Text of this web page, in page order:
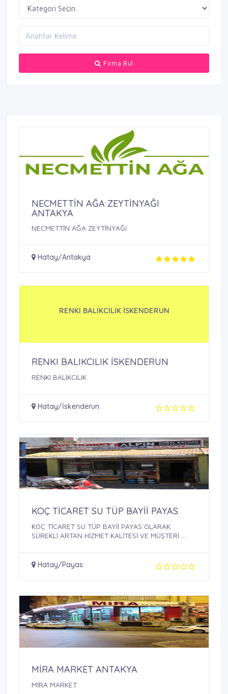
Firma Bul
NECMETTİN AĞA ZEYTİNYAĞI
ANTAKYA
NECMETTİN AĞA ZEYTİNYAĞI
Hatay/Antakya
RENKI BALIKCILIK İSKENDERUN
RENKI BALIKCILIK İSKENDERUN
RENKI BALIKCILIK
Hatay/İskenderun
KOÇ TİCARET SU TÜP BAYİİ PAYAS
KOÇ TİCARET SU TÜP BAYİİ PAYAS OLARAK
SÜREKLİ ARTAN HİZMET KALİTESİ VE MÜŞTERİ ...
Hatay/Payas
MİRA MARKET ANTAKYA
MİRA MARKET